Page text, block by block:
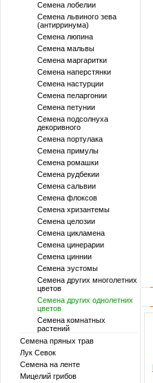
Семена лобелии
Семена львиного зева
(антирринума)
Семена люпина
Семена мальвы
Семена маргаритки
Семена наперстянки
Семена настурции
Семена пеларгонии
Семена петунии
Семена подсолнуха
декоривного
Семена портулака
Семена примулы
Семена ромашки
Семена рудбекии
Семена сальвии
Семена флоксов
Семена хризантемы
Семена целозии
Семена цикламена
Семена цинерарии
Семена циннии
Семена эустомы
Семена других многолетних
цветов
Семена других однолетних
цветов
Семена комнатных
растений
Семена пряных трав
Лук Севок
Семена на ленте
Мицелий грибов